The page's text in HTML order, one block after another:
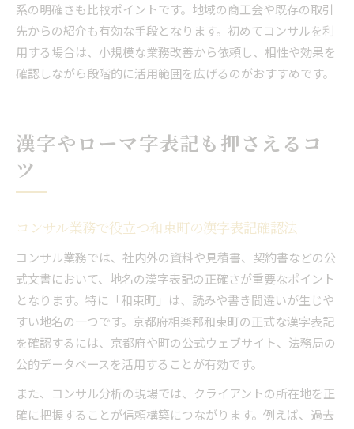
系の明確さも比較ポイントです。地域の商工会や既存の取引
先からの紹介も有効な手段となります。初めてコンサルを利
用する場合は、小規模な業務改善から依頼し、相性や効果を
確認しながら段階的に活用範囲を広げるのがおすすめです。
漢字やローマ字表記も押さえるコ
ツ
コンサル業務で役立つ和束町の漢字表記確認法
コンサル業務では、社内外の資料や見積書、契約書などの公
式文書において、地名の漢字表記の正確さが重要なポイント
となります。特に「和束町」は、読みや書き間違いが生じや
すい地名の一つです。京都府相楽郡和束町の正式な漢字表記
を確認するには、京都府や町の公式ウェブサイト、法務局の
公的データベースを活用することが有効です。
また、コンサル分析の現場では、クライアントの所在地を正
確に把握することが信頼構築につながります。例えば、過去